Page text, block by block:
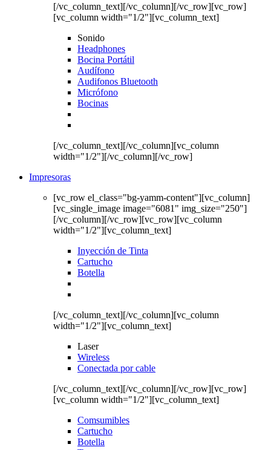
[/vc_column_text][/vc_column][/vc_row][vc_row]
[vc_column width="1/2"][vc_column_text]
Sonido
Headphones
Bocina Portátil
Audífono
Audifonos Bluetooth
Micrófono
Bocinas
[/vc_column_text][/vc_column][vc_column
width="1/2"][/vc_column][/vc_row]
Impresoras
[vc_row el_class="bg-yamm-content"][vc_column]
[vc_single_image image="6081" img_size="250"]
[/vc_column][/vc_row][vc_row][vc_column
width="1/2"][vc_column_text]
Inyección de Tinta
Cartucho
Botella
[/vc_column_text][/vc_column][vc_column
width="1/2"][vc_column_text]
Laser
Wireless
Conectada por cable
[/vc_column_text][/vc_column][/vc_row][vc_row]
[vc_column width="1/2"][vc_column_text]
Comsumibles
Cartucho
Botella